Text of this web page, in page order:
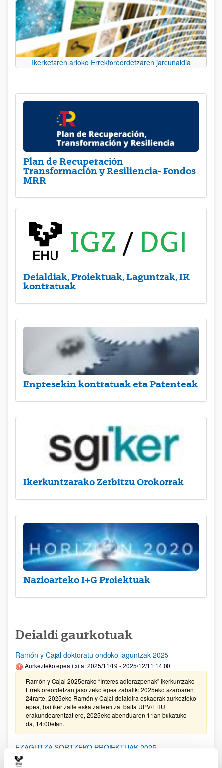
Ikerketaren arloko Errektoreordetzaren jardunaldia
Plan de Recuperación
Transformación y Resiliencia- Fondos
MRR
Deialdiak, Proiektuak, Laguntzak, IK
kontratuak
Enpresekin kontratuak eta Patenteak
Ikerkuntzarako Zerbitzu Orokorrak
Nazioarteko I+G Proiektuak
Deialdi gaurkotuak
Ramón y Cajal doktoratu ondoko laguntzak 2025
Aurkezteko epea itxita: 2025/11/19 - 2025/12/11 14:00
Ramón y Cajal 2025erako “Interes adierazpenak” Ikerkuntzako
Errektoreordetzan jasotzeko epea zabalik: 2025eko azaroaren
24rarte. 2025eko Ramón y Cajal deialdira eskaerak aurkezteko
epea, bai ikertzaile eskatzaileentzat baita UPV/EHU
erakundearentzat ere, 2025eko abenduaren 11an bukatuko
da, 14:00etan.
EZAGUTZA SORTZEKO PROIEKTUAK 2025